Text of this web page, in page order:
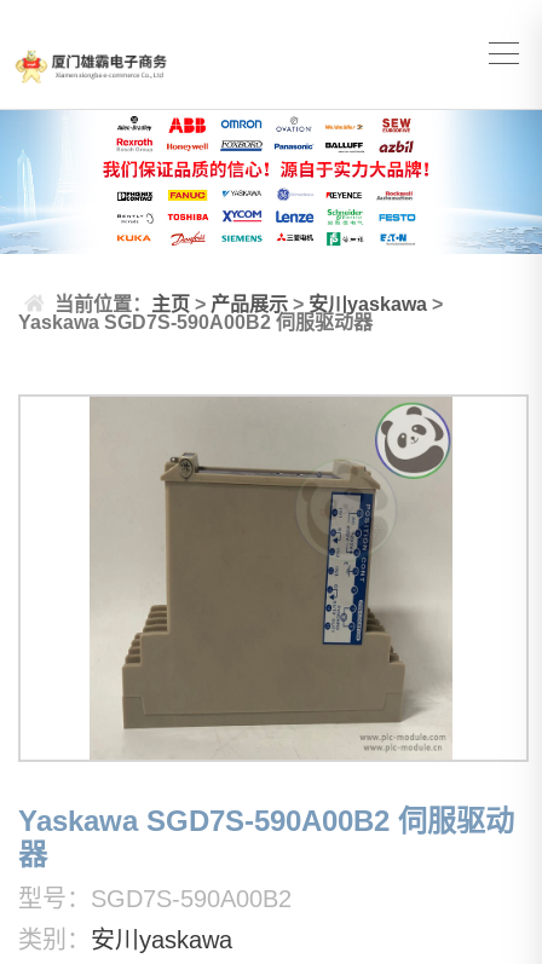
当前位置： 主页 > 产品展示 > 安川yaskawa >
Yaskawa SGD7S-590A00B2 伺服驱动器
Yaskawa SGD7S-590A00B2 伺服驱动
器
型号：SGD7S-590A00B2
类别： 安川yaskawa